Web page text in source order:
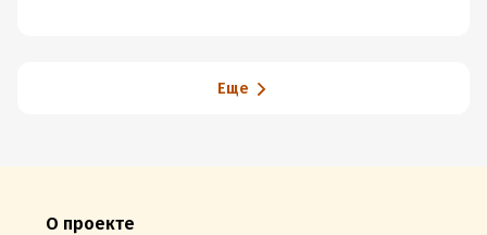
Еще
О проекте